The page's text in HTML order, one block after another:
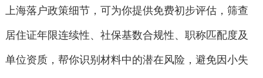
上海落户政策细节，可为你提供免费初步评估，筛查
居住证年限连续性、社保基数合规性、职称匹配度及
单位资质，帮你识别材料中的潜在风险，避免因小失